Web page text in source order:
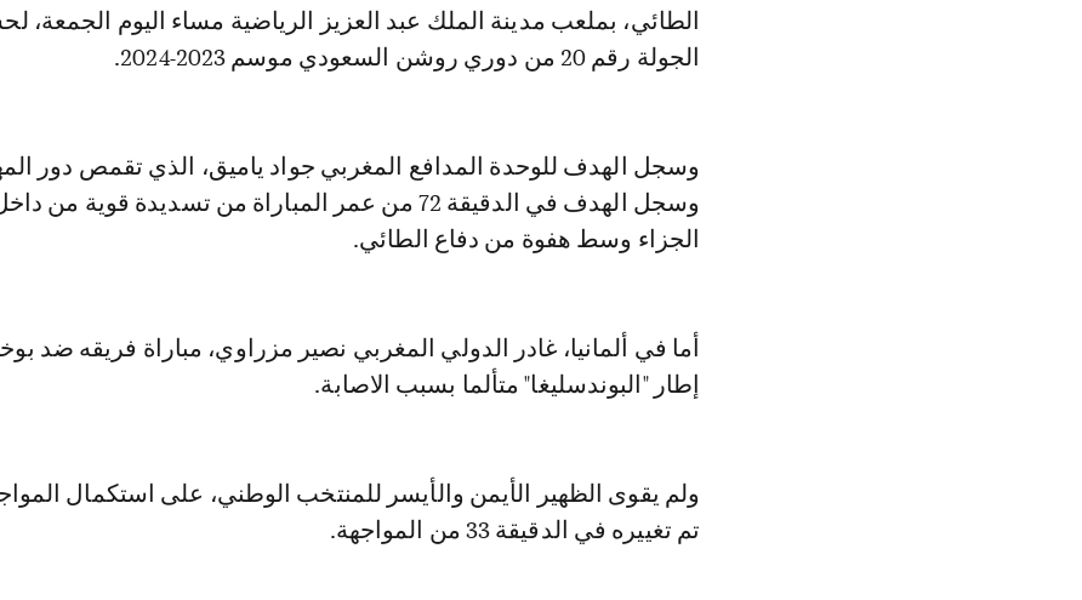
الطائي، بملعب مدينة الملك عبد العزيز الرياضية مساء اليوم الجمعة،
الجولة رقم 20 من دوري روشن السعودي موسم 2023-2024.
وسجل الهدف للوحدة المدافع المغربي جواد ياميق، الذي تقمص دور
وسجل الهدف في الدقيقة 72 من عمر المباراة من تسديدة قوية
الجزاء وسط هفوة من دفاع الطائي.
أما في ألمانيا، غادر الدولي المغربي نصير مزراوي، مباراة فريقه ضد
إطار "البوندسليغا" متألما بسبب الاصابة.
ولم يقوى الظهير الأيمن والأيسر للمنتخب الوطني، على استكمال
تم تغييره في الدقيقة 33 من المواجهة.